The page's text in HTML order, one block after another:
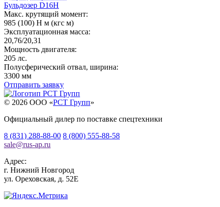
Бульдозер D16H
Макс. крутящий момент:
985 (100) Н м (кгс м)
Эксплуатационная масса:
20,76/20,31
Мощность двигателя:
205 лс.
Полусферический отвал, ширина:
3300 мм
Отправить заявку
© 2026 OOO «РСТ Групп»
Официальный дилер по поставке спецтехники
8 (831) 288-88-00 8 (800) 555-88-58
sale@rus-ap.ru
Адрес:
г. Нижний Новгород
ул. Ореховская, д. 52Е